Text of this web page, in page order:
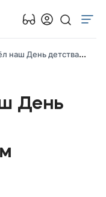
в Калининградском филиале МФЮА!
День